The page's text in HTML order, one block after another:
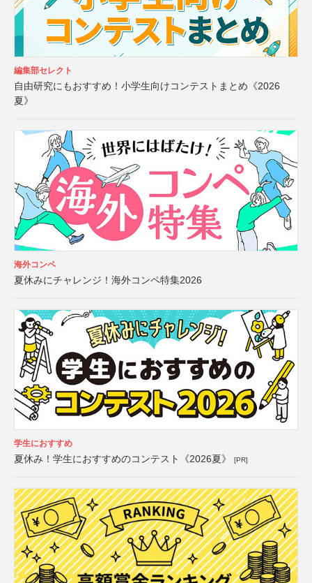
編集部セレクト
自由研究にもおすすめ！小学生向けコンテストまとめ《2026
夏》
海外コンペ
夏休みにチャレンジ！海外コンペ特集2026
学生におすすめ
夏休み！学生におすすめのコンテスト《2026夏》 [PR]